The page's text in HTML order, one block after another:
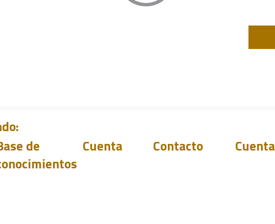
de
Cuenta Contacto Cuenta